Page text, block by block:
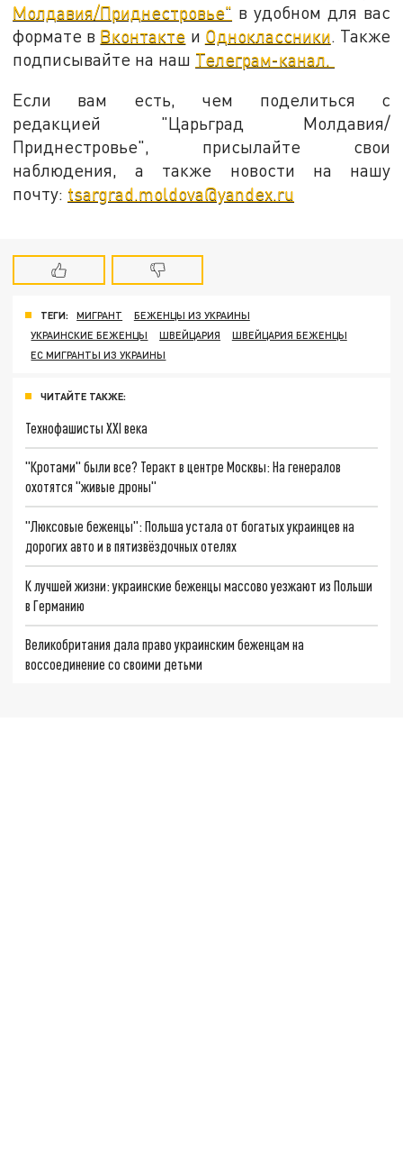
Молдавия/Приднестровье" в удобном для вас
формате в Вконтакте и Одноклассники . Также
подписывайте на наш Телеграм-канал.
Если вам есть, чем поделиться с
редакцией "Царьград Молдавия/
Приднестровье", присылайте свои
наблюдения, а также новости на нашу
почту: tsargrad.moldova@yandex.ru
ТЕГИ: МИГРАНТ
БЕЖЕНЦЫ ИЗ УКРАИНЫ
УКРАИНСКИЕ БЕЖЕНЦЫ
ШВЕЙЦАРИЯ
ШВЕЙЦАРИЯ БЕЖЕНЦЫ
ЕС МИГРАНТЫ ИЗ УКРАИНЫ
ЧИТАЙТЕ ТАКЖЕ:
Технофашисты XXI века
"Кротами" были все? Теракт в центре Москвы: На генералов
охотятся "живые дроны"
"Люксовые беженцы": Польша устала от богатых украинцев на
дорогих авто и в пятизвёздочных отелях
К лучшей жизни: украинские беженцы массово уезжают из Польши
в Германию
Великобритания дала право украинским беженцам на
воссоединение со своими детьми